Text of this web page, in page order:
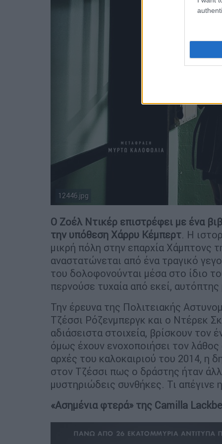
12446.jpg
Ο Ζοέλ Ντικέρ επιστρέφει µε ένα
την υπόθεση Χάρρυ Κέµπερτ. Η
µικρή πόλη στην επαρχία Χάµπτονς
αναστατώνεται από ένα τραγικό
του δολοφονούνται µέσα στο ίδιο
περνούσε τυχαία από εκεί,
Την έρευνα της Πολιτειακής
Τζέσσι Ρόζενµπεργκ και ο Ντέρεκ
αδιάσειστα στοιχεία, βρίσκουν τον
όµως έχουν ενοχοποιήσει τον
αρχές του καλοκαιριού του 2014, η
στον Τζέσσι πως ο δράστης ήταν
µυστηριώδεις συνθήκες. Τι απέγινε
«Ασημένια φτερά» της Camilla